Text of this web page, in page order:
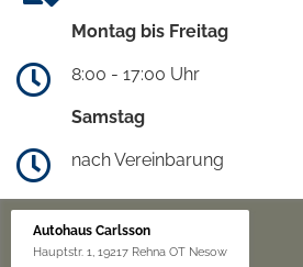
Montag bis Freitag
8:00 - 17:00 Uhr
Samstag
nach Vereinbarung
Autohaus Carlsson
Hauptstr. 1, 19217 Rehna OT Nesow